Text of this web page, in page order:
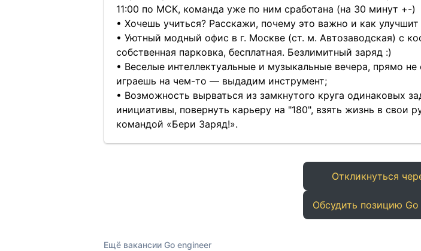
11:00 по МСК, команда уже по ним сработана (на 30 минут +-)
• Хочешь учиться? Расскажи, почему это важно и как
• Уютный модный офис в г. Москве (ст. м. Автозаводская) с
собственная парковка, бесплатная. Безлимитный заряд :)
• Веселые интеллектуальные и музыкальные вечера, прямо
играешь на чем-то — выдадим инструмент;
• Возможность вырваться из замкнутого круга одинаковых
инициативы, повернуть карьеру на "180", взять жизнь в свои
командой «Бери Заряд!».
Откликнуться
Обсудить позицию Go
Ещё вакансии Go engineer